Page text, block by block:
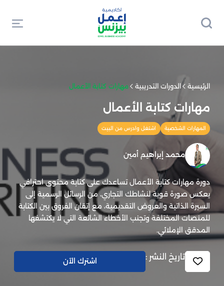
الرئيسية الدورات التدريبية مهارات كتابة الأعمال
مهارات كتابة الأعمال
المهارات الشخصية اشتغل وادرس من البيت
محمد إبراهيم أمين
دورة مهارات كتابة الأعمال تساعدك على كتابة محتوى احترافي
يعكس صورة قوية لنشاطك التجاري، من الرسائل الرسمية إلى
السيرة الذاتية والعروض التقديمية، مع إتقان الفروق بين الكتابة
للمنصات المختلفة وتجنب الأخطاء الشائعة التي لا يكتشفها
المدقق الإملائي.
تاريخ النشر : اشترك الآن